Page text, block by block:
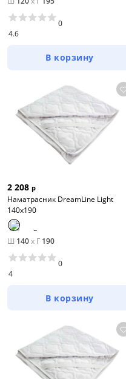
4.6
0
В корзину
2 208 р
Наматрасник DreamLine Light
140х190
Ш 140x Г 190
4
0
В корзину